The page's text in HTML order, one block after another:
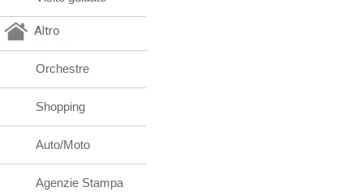
Altro
Orchestre
Shopping
Auto/Moto
Agenzie Stampa